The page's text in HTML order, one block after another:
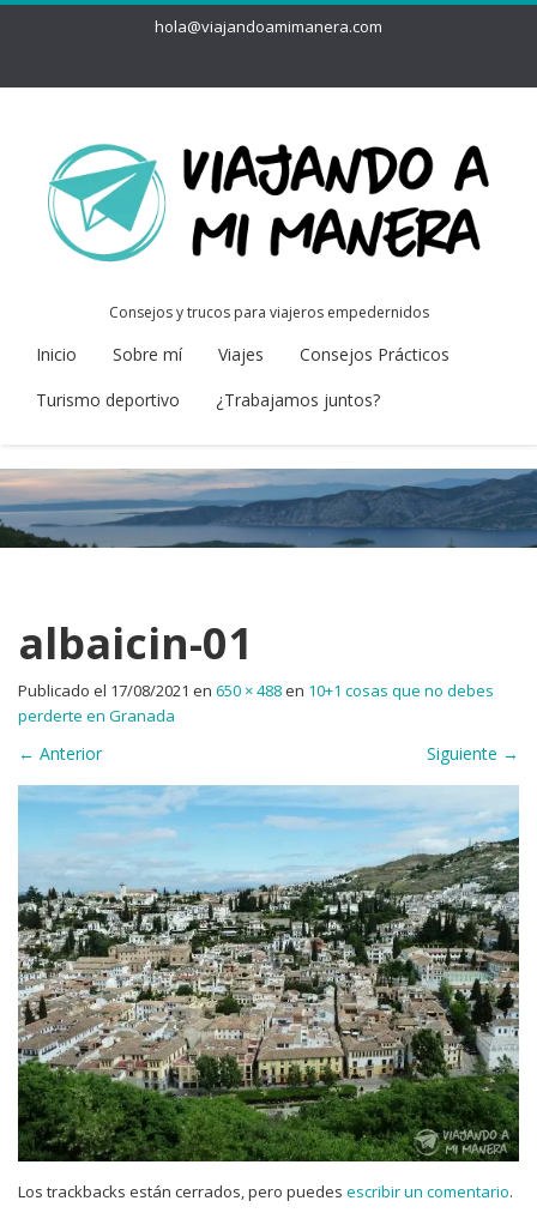
hola@viajandoamimanera.com
Consejos y trucos para viajeros empedernidos
Inicio Sobre mí Viajes
Consejos Prácticos
Turismo deportivo
¿Trabajamos juntos?
albaicin-01
Publicado el 17/08/2021 en 650 × 488en 10+1 cosas que no debes
perderte en Granada
← Anterior Siguiente →
Los trackbacks están cerrados, pero puedes escribir un comentario.